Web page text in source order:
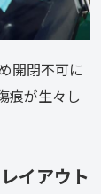
開閉不可に
痕が生々し
イアウト